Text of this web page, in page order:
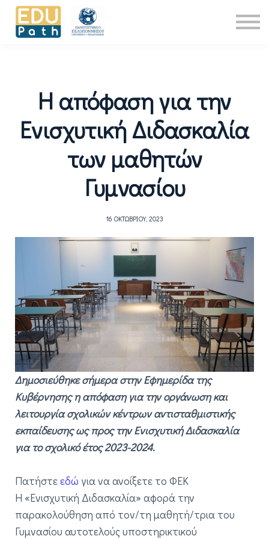
Είσοδος
Η απόφαση για την
Ενισχυτική Διδασκαλία
των μαθητών
Γυμνασίου
16 ΟΚΤΩΒΡΊΟΥ, 2023
Δημοσιεύθηκε σήμερα στην Εφημερίδα της
Κυβέρνησης η απόφαση για την οργάνωση και
λειτουργία σχολικών κέντρων αντισταθμιστικής
εκπαίδευσης ως προς την Ενισχυτική Διδασκαλία
για το σχολικό έτος 2023-2024.
Πατήστεεδώ για να ανοίξετε το ΦΕΚ
Η «Ενισχυτική Διδασκαλία» αφορά την
παρακολούθηση από τον/τη μαθητή/τρια του
Γυμνασίου αυτοτελούς υποστηρικτικού